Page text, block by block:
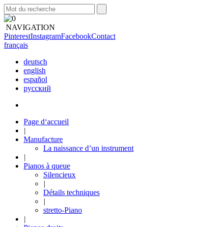
NAVIGATION
PinterestInstagramFacebookContact
français
deutsch
english
español
русский
Page d‘accueil
|
Manufacture
La naissance d’un instrument
|
Pianos à queue
Silencieux
|
Détails techniques
|
stretto-Piano
|